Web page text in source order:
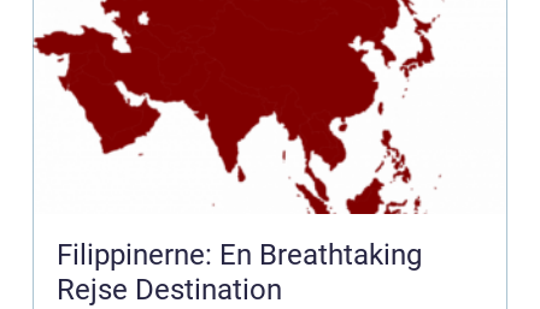
Filippinerne: En Breathtaking
Rejse Destination